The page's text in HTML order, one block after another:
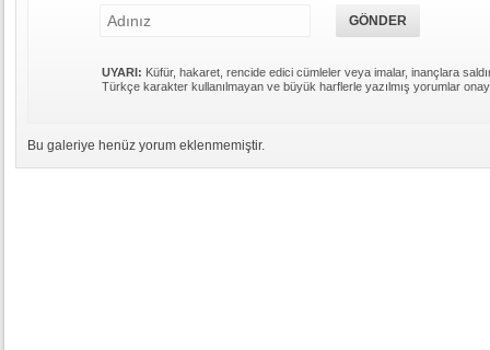
UYARI: Küfür, hakaret, rencide edici cümleler veya imalar, inançlara
Türkçe karakter kullanılmayan ve büyük harflerle yazılmış yorumlar
Bu galeriye henüz yorum eklenmemiştir.